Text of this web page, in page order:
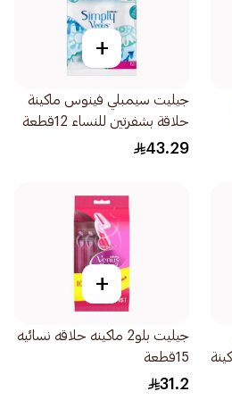
+
جيليت سيمبلي فينوس ماكينة
حلاقة بشفرتين للنساء 12قطعة
43.29
سبا بريز 1ماكينة
+
جيليت بلو2 ماكينه حلاقه نسائيه
15قطعة
31.2